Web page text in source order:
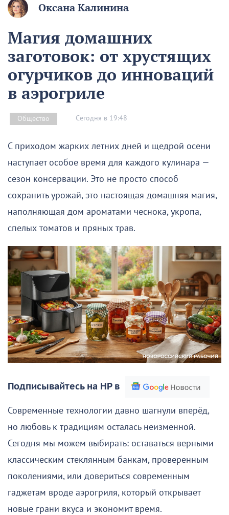
Оксана Калинина
Магия домашних
заготовок: от хрустящих
огурчиков до инноваций
в аэрогриле
Общество Сегодня в 19:48
С приходом жарких летних дней и щедрой осени
наступает особое время для каждого кулинара —
сезон консервации. Это не просто способ
сохранить урожай, это настоящая домашняя магия,
наполняющая дом ароматами чеснока, укропа,
спелых томатов и пряных трав.
Подписывайтесь на НР в
Современные технологии давно шагнули вперёд,
но любовь к традициям осталась неизменной.
Сегодня мы можем выбирать: оставаться верными
классическим стеклянным банкам, проверенным
поколениями, или довериться современным
гаджетам вроде аэрогриля, который открывает
новые грани вкуса и экономит время.